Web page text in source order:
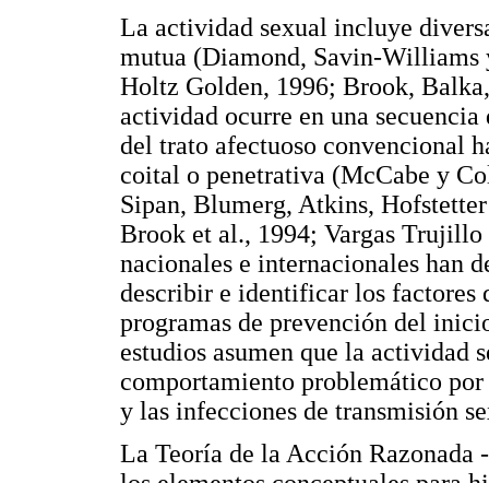
La actividad sexual incluye
mutua (Diamond, Savin-Williams
Holtz Golden, 1996; Brook,
actividad ocurre en una
del trato afectuoso convencional
coital o penetrativa (McCabe y
Sipan, Blumerg, Atkins,
Brook et al., 1994; Vargas
nacionales e internacionales han
describir e identificar los factores
programas de prevención del
estudios asumen que la actividad
comportamiento problemático
y las infecciones de transmisión
La Teoría de la Acción